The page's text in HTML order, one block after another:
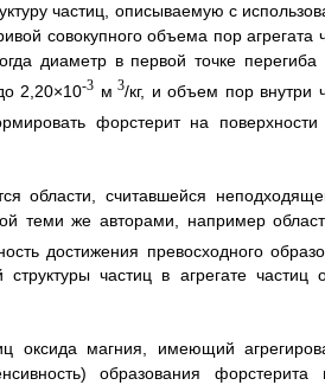
частиц, описываемую с
совокупного объема пор агрегата
диаметр в первой точке перегиба
2,20×10-3 м 3/кг, и объем пор внутри
форстерит на поверхности
области, считавшейся
теми же авторами, например
достижения превосходного
частиц в агрегате частиц
оксида магния, имеющий
образования форстерита